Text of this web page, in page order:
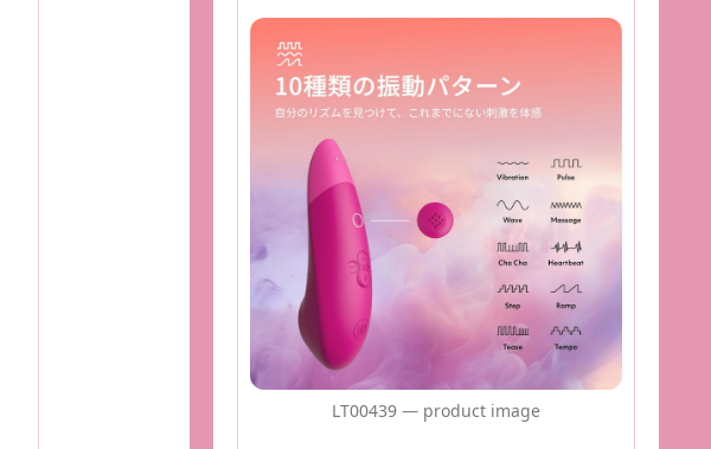
LT00439 — product image